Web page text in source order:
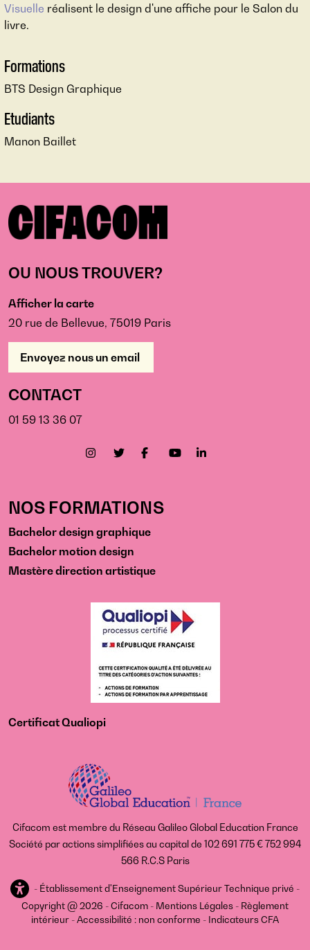
Visuelle réalisent le design d'une affiche pour le Salon du
livre.
Formations
BTS Design Graphique
Etudiants
Manon Baillet
OU NOUS TROUVER?
Afficher la carte
20 rue de Bellevue, 75019 Paris
Envoyez nous un email
CONTACT
01 59 13 36 07
NOS FORMATIONS
Bachelor design graphique
Bachelor motion design
Mastère direction artistique
Certificat Qualiopi
Cifacom est membre du Réseau Galileo Global Education France
Société par actions simplifiées au capital de 102 691 775 € 752 994
566 R.C.S Paris
- Établissement d'Enseignement Supérieur Technique privé -
Copyright @ 2026 - Cifacom - Mentions Légales - Règlement
intérieur -Accessibilité : non conforme - Indicateurs CFA